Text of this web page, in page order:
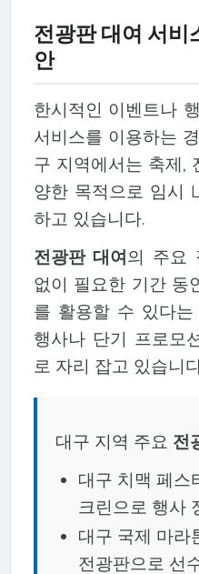
전광판 대여 서비
안
한시적인 이벤트나
서비스를 이용하는
구 지역에서는 축제,
양한 목적으로 임시
하고 있습니다.
전광판 대여의 주요
없이 필요한 기간 동
를 활용할 수 있다
행사나 단기 프로모
로 자리 잡고 있습니
대구 지역 주요 전
대구 치맥 페스
크린으로 행사
대구 국제 마라
전광판으로 선